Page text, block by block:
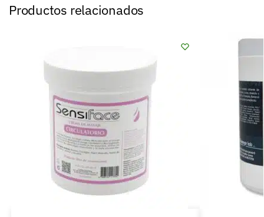
Productos relacionados